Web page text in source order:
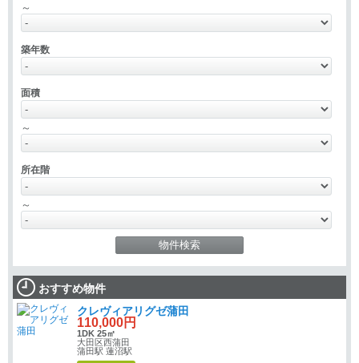
～
築年数
面積
～
所在階
～
おすすめ物件
クレヴィアリグゼ蒲田
110,000円
1DK 25㎡
大田区西蒲田
蒲田駅 蓮沼駅